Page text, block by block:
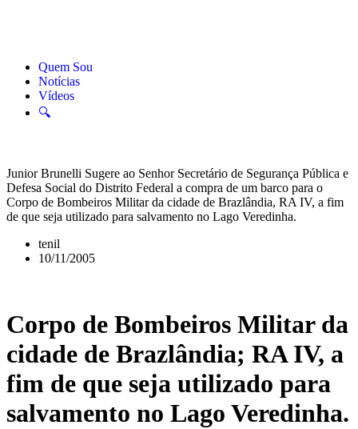
Quem Sou
Notícias
Vídeos
🔍
Junior Brunelli Sugere ao Senhor Secretário de Segurança Pública e
Defesa Social do Distrito Federal a compra de um barco para o
Corpo de Bombeiros Militar da cidade de Brazlândia, RA IV, a fim
de que seja utilizado para salvamento no Lago Veredinha.
tenil
10/11/2005
Corpo de Bombeiros Militar da
cidade de Brazlândia; RA IV, a
fim de que seja utilizado para
salvamento no Lago Veredinha.